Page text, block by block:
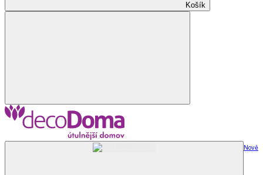
Košík
Nově